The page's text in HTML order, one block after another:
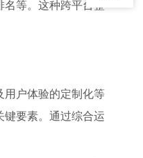
等。这种跨平台整
用户体验的定制化等
要素。通过综合运